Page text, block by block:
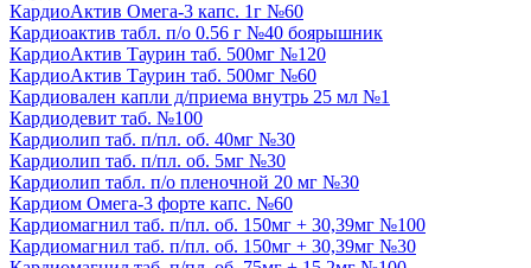
КардиоАктив Омега-3 капс. 1г №60
Кардиоактив табл. п/о 0.56 г №40 боярышник
КардиоАктив Таурин таб. 500мг №120
КардиоАктив Таурин таб. 500мг №60
Кардиовален капли д/приема внутрь 25 мл №1
Кардиодевит таб. №100
Кардиолип таб. п/пл. об. 40мг №30
Кардиолип таб. п/пл. об. 5мг №30
Кардиолип табл. п/о пленочной 20 мг №30
Кардиом Омега-3 форте капс. №60
Кардиомагнил таб. п/пл. об. 150мг + 30,39мг №100
Кардиомагнил таб. п/пл. об. 150мг + 30,39мг №30